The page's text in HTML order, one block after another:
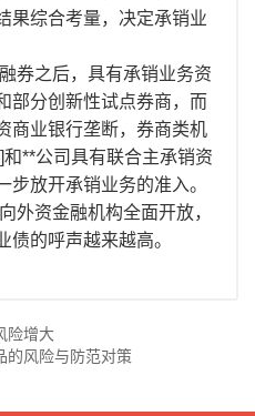
果综合考量，决定承销业
券之后，具有承销业务资
部分创新性试点券商，而
商业银行垄断，券商类机
**公司具有联合主承销资
步放开承销业务的准入。
外资金融机构全面开放，
债的呼声越来越高。
险增大
的风险与防范对策